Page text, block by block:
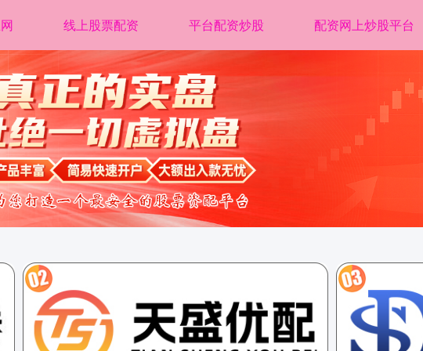
线上股票配资 平台配资炒股 配资网上炒股平台